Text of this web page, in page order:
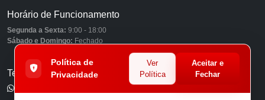
Horário de Funcionamento
Segunda a Sexta: 9:00 - 18:00
Sábado e Domingo: Fechado
Telefones
Política de
Privacidade
Ver
Política
Aceitar e
Fechar